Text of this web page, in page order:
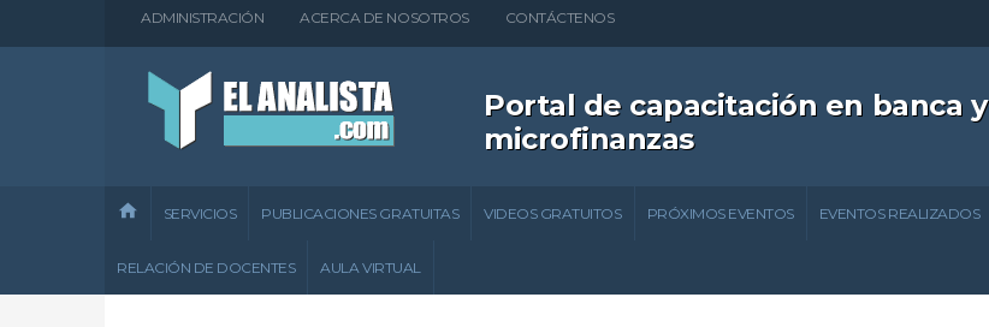
ADMINISTRACIÓN ACERCA DE NOSOTROS CONTÁCTENOS
Portal de capacitación en banca y
microfinanzas
SERVICIOS PUBLICACIONES GRATUITAS VIDEOS GRATUITOS PRÓXIMOS EVENTOS EVENTOS REALIZADOS
RELACIÓN DE DOCENTES AULA VIRTUAL